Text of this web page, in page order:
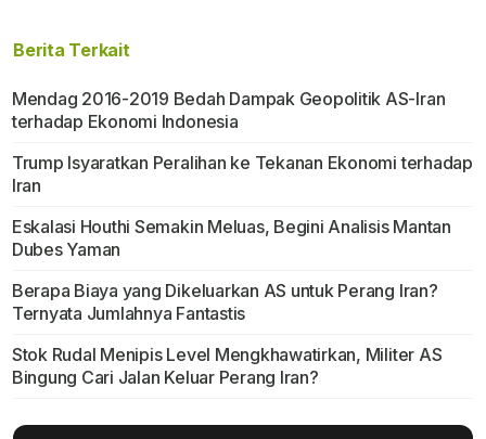
Berita Terkait
Mendag 2016-2019 Bedah Dampak Geopolitik AS-Iran
terhadap Ekonomi Indonesia
Trump Isyaratkan Peralihan ke Tekanan Ekonomi terhadap
Iran
Eskalasi Houthi Semakin Meluas, Begini Analisis Mantan
Dubes Yaman
Berapa Biaya yang Dikeluarkan AS untuk Perang Iran?
Ternyata Jumlahnya Fantastis
Stok Rudal Menipis Level Mengkhawatirkan, Militer AS
Bingung Cari Jalan Keluar Perang Iran?